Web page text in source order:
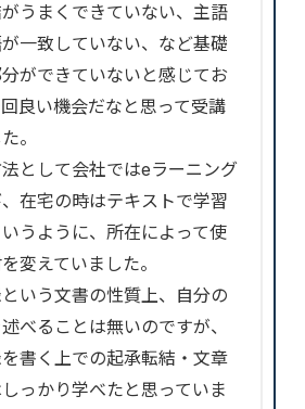
うまくできていない、主語
が一致していない、など基礎
ができていないと感じてお
良い機会だなと思って受講
。
として会社ではeラーニング
在宅の時はテキストで学習
うように、所在によって使
変えていました。
いう文書の性質上、自分の
べることは無いのですが、
書く上での起承転結・文章
っかり学べたと思っていま